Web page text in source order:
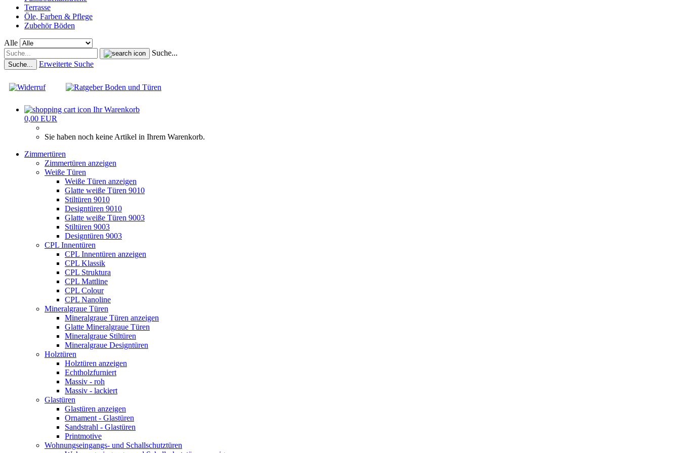
Terrasse
Öle, Farben & Pflege
Zubehör Böden
Alle
Suche...
Suche... Erweiterte Suche
Ihr Warenkorb
0,00 EUR
Sie haben noch keine Artikel in Ihrem Warenkorb.
Zimmertüren
Zimmertüren anzeigen
Weiße Türen
Weiße Türen anzeigen
Glatte weiße Türen 9010
Stiltüren 9010
Designtüren 9010
Glatte weiße Türen 9003
Stiltüren 9003
Designtüren 9003
CPL Innentüren
CPL Innentüren anzeigen
CPL Klassik
CPL Struktura
CPL Mattline
CPL Colour
CPL Nanoline
Mineralgraue Türen
Mineralgraue Türen anzeigen
Glatte Mineralgraue Türen
Mineralgraue Stiltüren
Mineralgraue Designtüren
Holztüren
Holztüren anzeigen
Echtholzfurniert
Massiv - roh
Massiv - lackiert
Glastüren
Glastüren anzeigen
Ornament - Glastüren
Sandstrahl - Glastüren
Printmotive
Wohnungseingangs- und Schallschutztüren